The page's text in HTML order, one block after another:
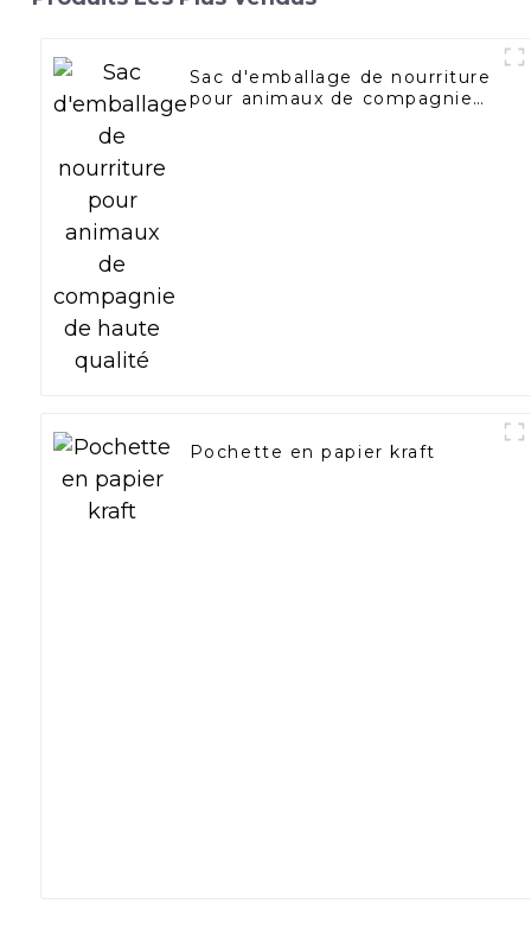
Sac d'emballage de nourriture
pour animaux de compagnie
Pochette en papier kraft